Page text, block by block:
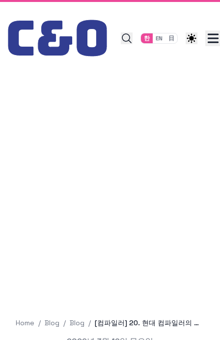
Skip to content
한 EN 日
Home / Blog / Blog / [컴파일러] 20. 현대 컴파일러의 발전과 응용